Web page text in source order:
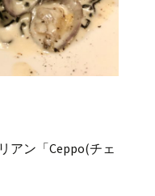
アン「Ceppo(チェ